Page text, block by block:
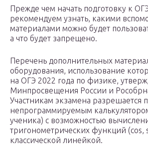
Прежде чем начать подготовку к
рекомендуем узнать, какими
материалами можно будет
а что будет запрещено.
Перечень дополнительных
оборудования, использование
на ОГЭ 2022 года по физике,
Минпросвещения России и
Участникам экзамена разрешается
непрограммируемым
ученика) с возможностью
тригонометрических функций (cos,
классической линейкой.